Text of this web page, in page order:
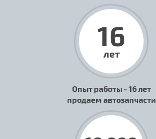
16
лет
Опыт работы - 16 лет
продаем автозапчасти